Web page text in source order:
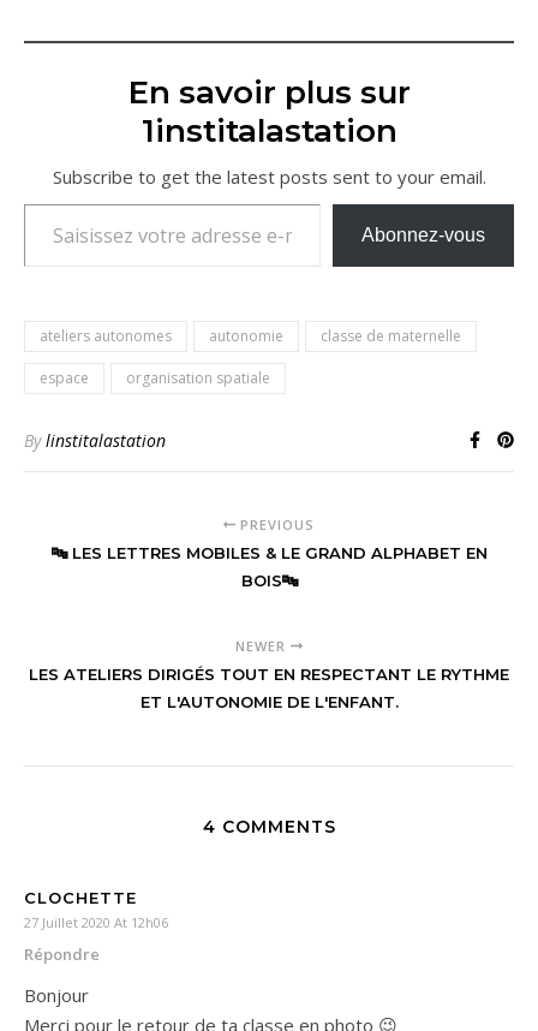
En savoir plus sur
1institalastation
Subscribe to get the latest posts sent to your email.
Saisissez votre adresse e-mail…
Abonnez-vous
ateliers autonomes autonomie classe de maternelle
espace organisation spatiale
Bylinstitalastation
PREVIOUS
🔤 LES LETTRES MOBILES & LE GRAND ALPHABET EN
BOIS🔤
NEWER
LES ATELIERS DIRIGÉS TOUT EN RESPECTANT LE RYTHME
ET L'AUTONOMIE DE L'ENFANT.
4 COMMENTS
CLOCHETTE
27 Juillet 2020 At 12h06
Répondre
Bonjour
Merci pour le retour de ta classe en photo 😉